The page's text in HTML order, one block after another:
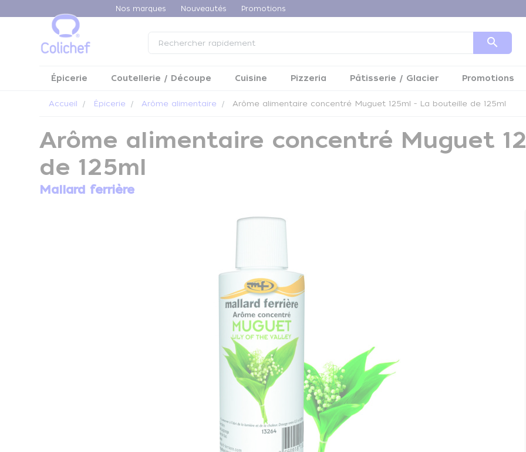
Panneau de gestion des cookiesNos marques Nouveautés Promotions
search
Épicerie Coutellerie / Découpe Cuisine Pizzeria Pâtisserie / Glacier Promotions
Accueil Épicerie Arôme alimentaire Arôme alimentaire concentré Muguet 125ml - La bouteille de 125ml
Arôme alimentaire concentré Muguet
de 125ml
Mallard ferrière